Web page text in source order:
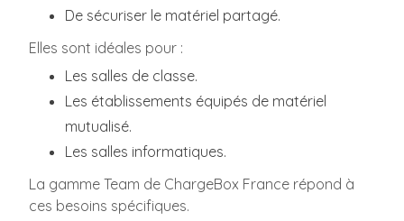
De sécuriser le matériel partagé.
Elles sont idéales pour :
Les salles de classe.
Les établissements équipés de matériel
mutualisé.
Les salles informatiques.
La gamme Team de ChargeBox France répond à
ces besoins spécifiques.